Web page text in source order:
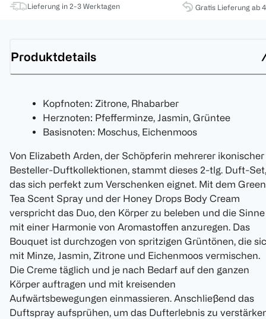
Lieferung in 2-3 Werktagen Gratis Lieferung ab
Produktdetails
Kopfnoten: Zitrone, Rhabarber
Herznoten: Pfefferminze, Jasmin, Grüntee
Basisnoten: Moschus, Eichenmoos
Von Elizabeth Arden, der Schöpferin mehrerer ikonischer
Besteller-Duftkollektionen, stammt dieses 2-tlg. Duft-Set,
das sich perfekt zum Verschenken eignet. Mit dem Green
Tea Scent Spray und der Honey Drops Body Cream
verspricht das Duo, den Körper zu beleben und die Sinne
mit einer Harmonie von Aromastoffen anzuregen. Das
Bouquet ist durchzogen von spritzigen Grüntönen, die
mit Minze, Jasmin, Zitrone und Eichenmoos vermischen.
Die Creme täglich und je nach Bedarf auf den ganzen
Körper auftragen und mit kreisenden
Aufwärtsbewegungen einmassieren. Anschließend das
Duftspray aufsprühen, um das Dufterlebnis zu